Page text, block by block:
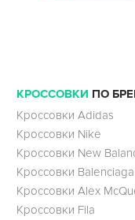
КРОССОВКИ ПО
Кроссовки Adidas
Кроссовки Nike
Кроссовки New
Кроссовки Balenciaga
Кроссовки Alex
Кроссовки Fila